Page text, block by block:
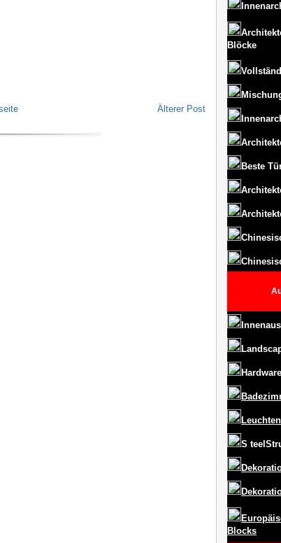
Älterer Post
Blöcke
Beste
Leuchten
S teel S
Blocks